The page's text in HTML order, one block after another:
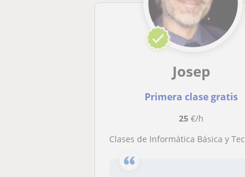
Josep
Primera clase gratis
25€/h
Clases de Informática Básica y Tecnología Especialista